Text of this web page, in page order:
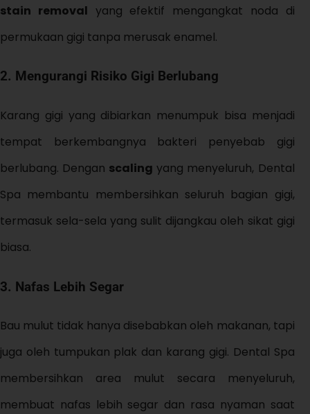
stain removal yang efektif mengangkat noda di
permukaan gigi tanpa merusak enamel.
2. Mengurangi Risiko Gigi Berlubang
Karang gigi yang dibiarkan menumpuk bisa menjadi
tempat berkembangnya bakteri penyebab gigi
berlubang. Dengan scaling yang menyeluruh, Dental
Spa membantu membersihkan seluruh bagian gigi,
termasuk sela-sela yang sulit dijangkau oleh sikat gigi
biasa.
3. Nafas Lebih Segar
Bau mulut tidak hanya disebabkan oleh makanan, tapi
juga oleh tumpukan plak dan karang gigi. Dental Spa
membersihkan area mulut secara menyeluruh,
membuat nafas lebih segar dan rasa nyaman saat